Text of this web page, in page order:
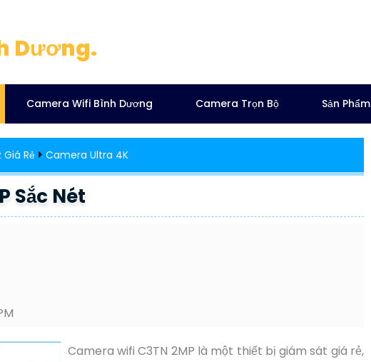
Dương.
Camera Wifi Bình Dương Camera Trọn Bộ Sản Phẩm
Rẻ Camera Ultra 4K
Sắc Nét
Camera wifi C3TN 2MP là một thiết bị giám sát giá rẻ,